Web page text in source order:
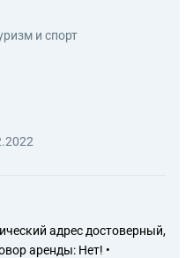
и спорт
адрес достоверный,
аренды: Нет! •